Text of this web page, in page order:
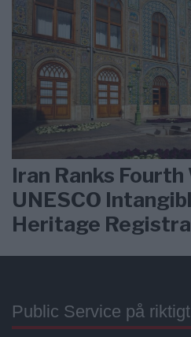
Iran Ranks
UNESCO
Heritage
Public Service på riktigt